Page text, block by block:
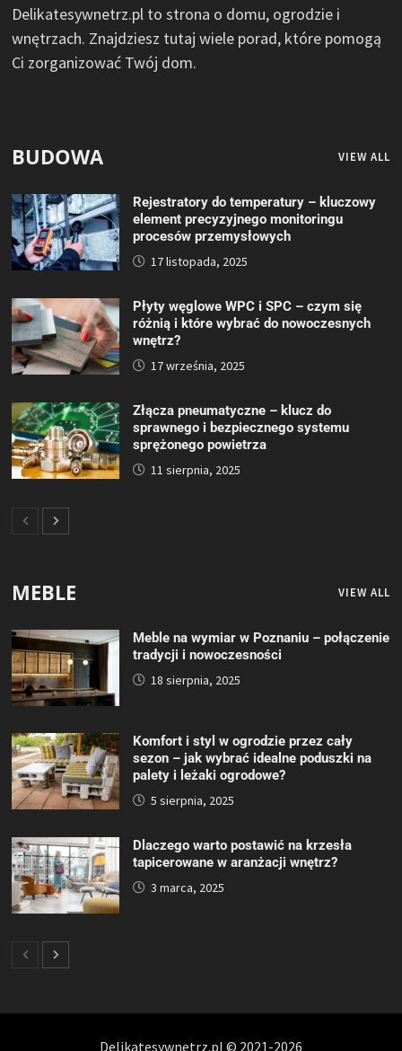
Delikatesywnetrz.pl to strona o domu, ogrodzie i
wnętrzach. Znajdziesz tutaj wiele porad, które pomogą
Ci zorganizować Twój dom.
BUDOWA VIEW ALL
Rejestratory do temperatury – kluczowy
element precyzyjnego monitoringu
procesów przemysłowych
17 listopada, 2025
Płyty węglowe WPC i SPC – czym się
różnią i które wybrać do nowoczesnych
wnętrz?
17 września, 2025
Złącza pneumatyczne – klucz do
sprawnego i bezpiecznego systemu
sprężonego powietrza
11 sierpnia, 2025
MEBLE VIEW ALL
Meble na wymiar w Poznaniu – połączenie
tradycji i nowoczesności
18 sierpnia, 2025
Komfort i styl w ogrodzie przez cały
sezon – jak wybrać idealne poduszki na
palety i leżaki ogrodowe?
5 sierpnia, 2025
Dlaczego warto postawić na krzesła
tapicerowane w aranżacji wnętrz?
3 marca, 2025
Delikatesywnetrz.pl © 2021-2026